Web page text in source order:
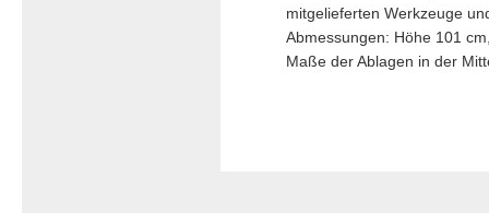
mitgelieferten Werkzeuge
Abmessungen: Höhe 101
Maße der Ablagen in der